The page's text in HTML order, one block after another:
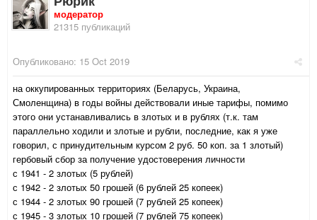
модератор
21315 публикаций
Опубликовано: 15 Oct 2019
на оккупированных территориях (Беларусь, Украина,
Смоленщина) в годы войны действовали иные тарифы, помимо
этого они устанавливались в злотых и в рублях (т.к. там
параллельно ходили и злотые и рубли, последние, как я уже
говорил, с принудительным курсом 2 руб. 50 коп. за 1 злотый)
гербовый сбор за получение удостоверения личности
с 1941 - 2 злотых (5 рублей)
с 1942 - 2 злотых 50 грошей (6 рублей 25 копеек)
с 1944 - 2 злотых 90 грошей (7 рублей 25 копеек)
с 1945 - 3 злотых 10 грошей (7 рублей 75 копеек)